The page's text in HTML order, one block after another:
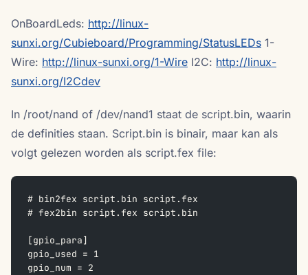
OnBoardLeds: http://linux-
sunxi.org/Cubieboard/Programming/StatusLEDs 1-
Wire: http://linux-sunxi.org/1-Wire I2C: http://linux-
sunxi.org/I2Cdev
In /root/nand of /dev/nand1 staat de script.bin, waarin
de definities staan. Script.bin is binair, maar kan als
volgt gelezen worden als script.fex file:
# bin2fex script.bin script.fex
# fex2bin script.fex script.bin
[gpio_para]
gpio_used = 1
gpio_num = 2